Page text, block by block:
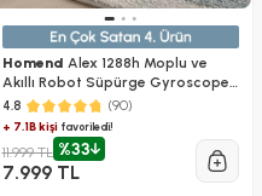
Homend Alex 1288h Moplu ve
Akıllı Robot Süpürge Gyroscope
Beyaz
4.8 (90)
+ 7.1B kişifavoriledi!
11.999 TL %33
7.999 TL